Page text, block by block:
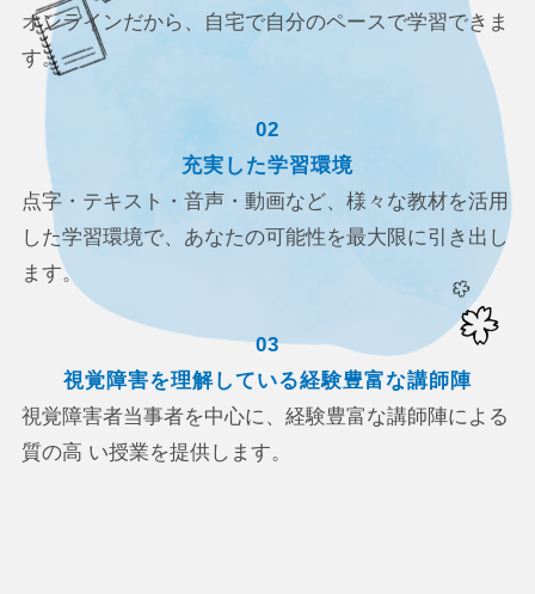
オンラインだから、自宅で自分のペースで学習できま
す。
02
充実した学習環境
点字・テキスト・音声・動画など、様々な教材を活用
した学習環境で、あなたの可能性を最大限に引き出し
ます。
03
視覚障害を理解している経験豊富な講師陣
視覚障害者当事者を中心に、経験豊富な講師陣による
質の高 い授業を提供します。